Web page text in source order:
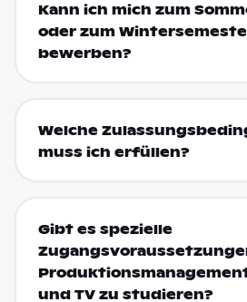
Kann ich mich zum
oder zum
bewerben?
Welche
muss ich erfüllen?
Gibt es spezielle
und TV zu studieren?